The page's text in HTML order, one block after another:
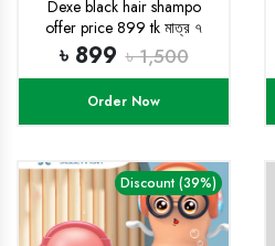
Dexe black hair shampo
offer price 899 tk মাত্র ৭
দিনের জন্য
৳ 899 ৳ 1,500
Order Now
Discount (39%)